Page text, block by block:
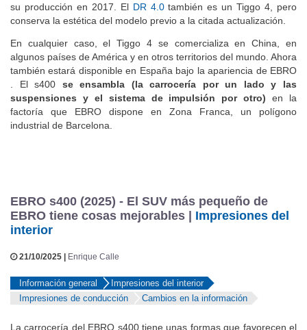
su producción en 2017. El DR 4.0también es un Tiggo 4, pero
conserva la estética del modelo previo a la citada actualización.
En cualquier caso, el Tiggo 4 se comercializa en China, en
algunos países de América y en otros territorios del mundo. Ahora
también estará disponible en España bajo la apariencia de EBRO
. El s400 se ensambla (la carrocería por un lado y las
suspensiones y el sistema de impulsión por otro)en la
factoría que EBRO dispone en Zona Franca, un polígono
industrial de Barcelona.
EBRO s400 (2025) - El SUV más pequeño de
EBRO tiene cosas mejorables | Impresiones del
interior
21/10/2025 | Enrique Calle
Información general
Impresiones del interior
Impresiones de conducción
Cambios en la información
La carrocería del EBRO s400 tiene unas formas que favorecen el